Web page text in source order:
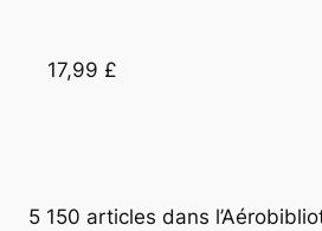
17,99 £
5 150 articles dans